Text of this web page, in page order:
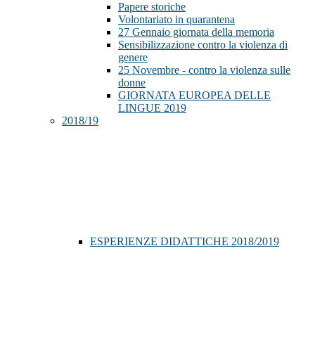
Papere storiche
Volontariato in quarantena
27 Gennaio giornata della memoria
Sensibilizzazione contro la violenza di
genere
25 Novembre - contro la violenza sulle
donne
GIORNATA EUROPEA DELLE
LINGUE 2019
2018/19
ESPERIENZE DIDATTICHE 2018/2019